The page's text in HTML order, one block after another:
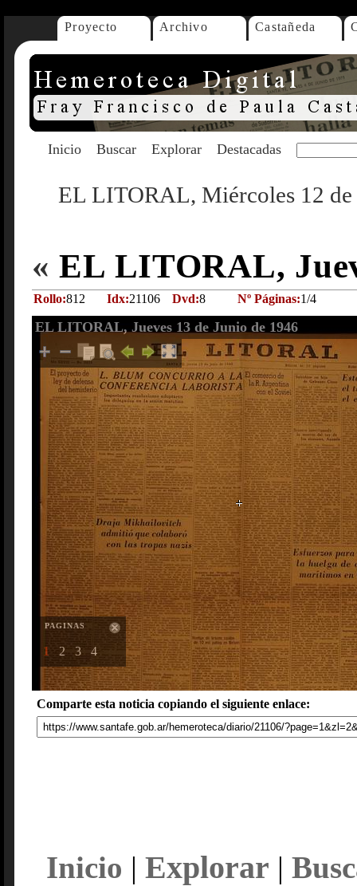
Proyecto Archivo Castañeda
Inicio Buscar Explorar Destacadas
EL LITORAL, Miércoles 12 de
« EL LITORAL,
Rollo:812 Idx:21106 Dvd:8 Nº Páginas:1/4
EL LITORAL, Jueves 13 de Junio de 1946
PAGINAS
1 2 3 4
Comparte esta noticia copiando el siguiente enlace:
Inicio | Explorar |